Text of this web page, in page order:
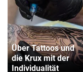
Über Tattoos und
die Krux mit der
Individualität